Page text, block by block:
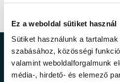
Ez a weboldal sütiket használ
Sütiket használunk a
szabásához, közösségi
valamint weboldalforgalmunk
média-, hirdető- és elemező
Ne